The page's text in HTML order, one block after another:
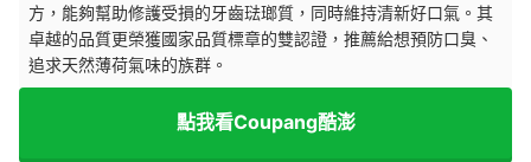
方，能夠幫助修護受損的牙齒琺瑯質，同時維持清新好口氣。其
卓越的品質更榮獲國家品質標章的雙認證，推薦給想預防口臭、
追求天然薄荷氣味的族群。
點我看Coupang酷澎